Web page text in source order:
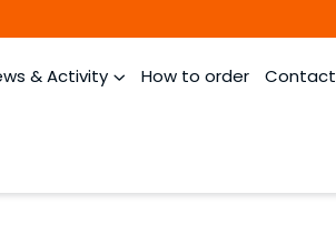
& Activity How to order Contact